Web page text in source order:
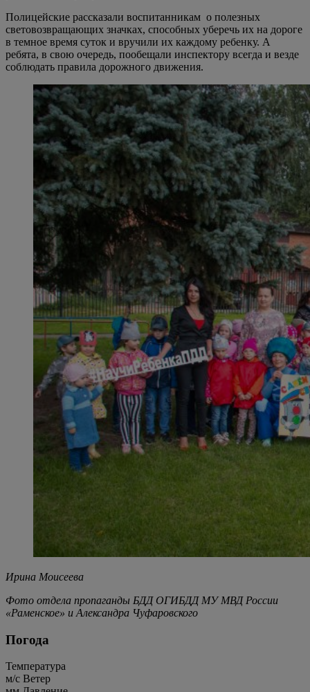
Полицейские рассказали воспитанникам о полезных
световозвращающих значках, способных уберечь их на дороге
в темное время суток и вручили их каждому ребенку. А
ребята, в свою очередь, пообещали инспектору всегда и везде
соблюдать правила дорожного движения.
Ирина Моисеева
Фото отдела пропаганды БДД ОГИБДД МУ МВД России
«Раменское» и Александра Чуфаровского
Погода
Температура
м/c Ветер